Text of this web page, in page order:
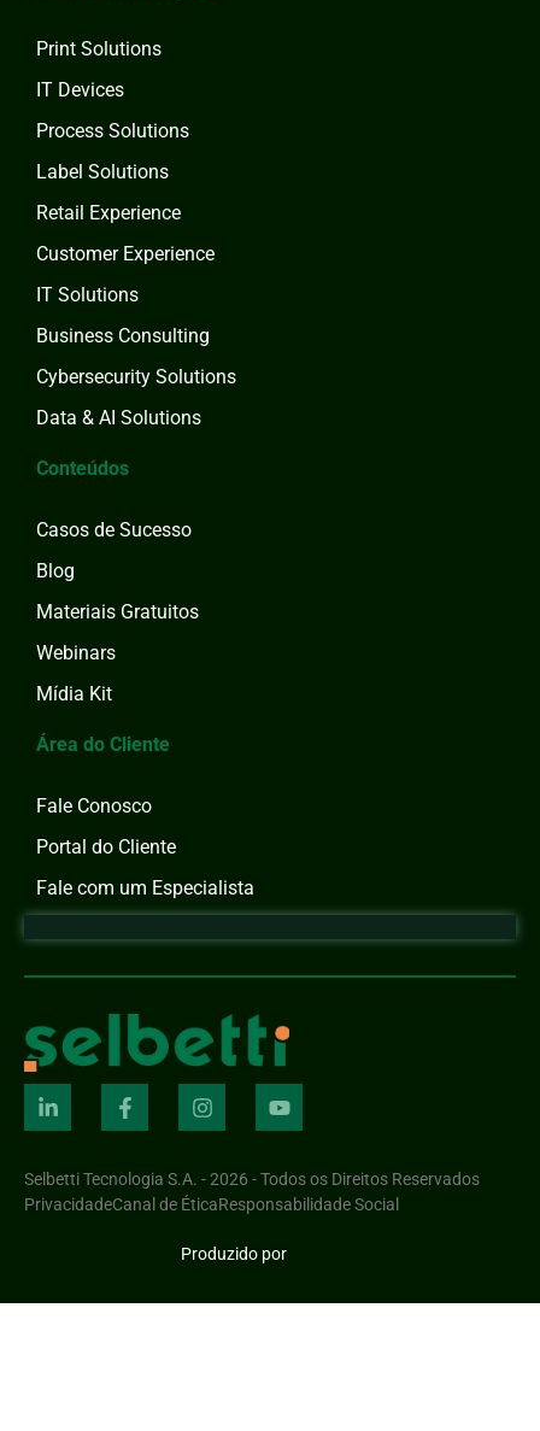
Print Solutions
IT Devices
Process Solutions
Label Solutions
Retail Experience
Customer Experience
IT Solutions
Business Consulting
Cybersecurity Solutions
Data & AI Solutions
Conteúdos
Casos de Sucesso
Blog
Materiais Gratuitos
Webinars
Mídia Kit
Área do Cliente
Fale Conosco
Portal do Cliente
Fale com um Especialista
Selbetti Tecnologia S.A. - 2026 - Todos os Direitos Reservados
PrivacidadeCanal de ÉticaResponsabilidade Social
Produzido por